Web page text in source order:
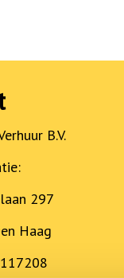
B.V.
297
Haag